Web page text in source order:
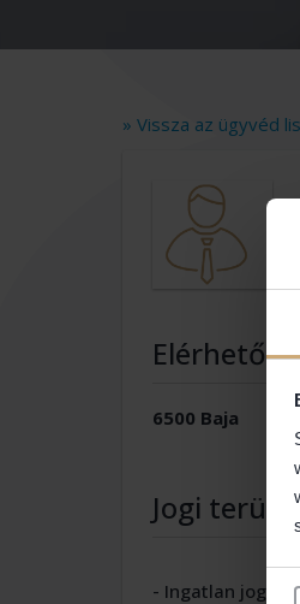
» Vissza az ügyvéd
6500 Baja
Jogi
- Ingatlan jog